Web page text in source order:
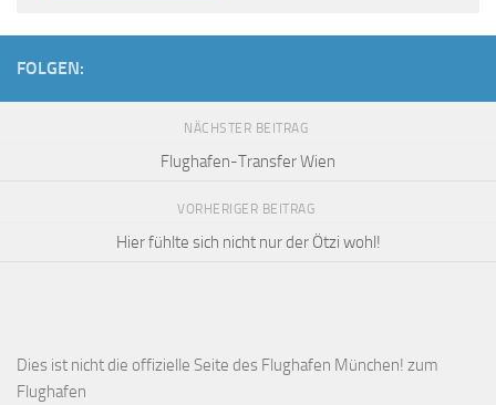
FOLGEN:
NÄCHSTER BEITRAG
Flughafen-Transfer Wien
VORHERIGER BEITRAG
Hier fühlte sich nicht nur der Ötzi wohl!
Dies ist nicht die offizielle Seite des Flughafen München! zum
Flughafen